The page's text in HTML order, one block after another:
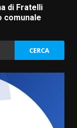
di Fratelli
comunale